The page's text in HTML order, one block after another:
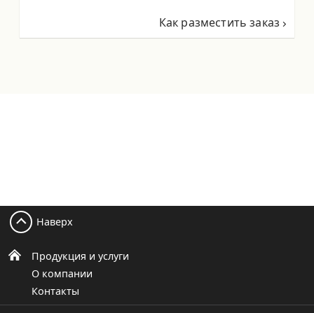
Как разместить заказ
Продукция и услуги
О компании
Контакты
Наверх